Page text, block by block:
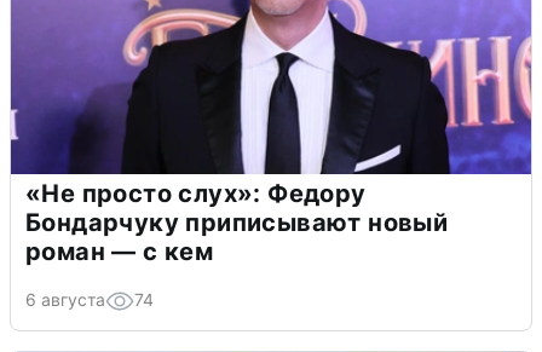
«Не просто слух»: Федору
Бондарчуку приписывают новый
роман — с кем
6 августа 74